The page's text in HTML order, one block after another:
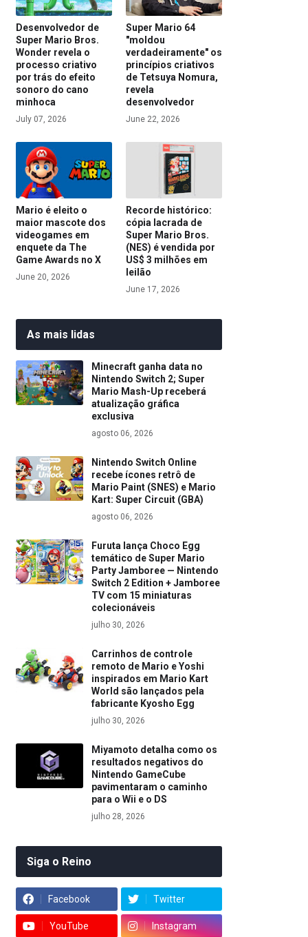
Desenvolvedor de
Super Mario Bros.
Wonder revela o
processo criativo
por trás do efeito
sonoro do cano
minhoca
July 07, 2026
Super Mario 64
"moldou
verdadeiramente" os
princípios criativos
de Tetsuya Nomura,
revela
desenvolvedor
June 22, 2026
Mario é eleito o
maior mascote dos
videogames em
enquete da The
Game Awards no X
June 20, 2026
Recorde histórico:
cópia lacrada de
Super Mario Bros.
(NES) é vendida por
US$ 3 milhões em
leilão
June 17, 2026
As mais lidas
Minecraft ganha data no
Nintendo Switch 2; Super
Mario Mash-Up receberá
atualização gráfica
exclusiva
agosto 06, 2026
Nintendo Switch Online
recebe ícones retrô de
Mario Paint (SNES) e Mario
Kart: Super Circuit (GBA)
agosto 06, 2026
Furuta lança Choco Egg
temático de Super Mario
Party Jamboree — Nintendo
Switch 2 Edition + Jamboree
TV com 15 miniaturas
colecionáveis
julho 30, 2026
Carrinhos de controle
remoto de Mario e Yoshi
inspirados em Mario Kart
World são lançados pela
fabricante Kyosho Egg
julho 30, 2026
Miyamoto detalha como os
resultados negativos do
Nintendo GameCube
pavimentaram o caminho
para o Wii e o DS
julho 28, 2026
Siga o Reino
Facebook Twitter
YouTube Instagram